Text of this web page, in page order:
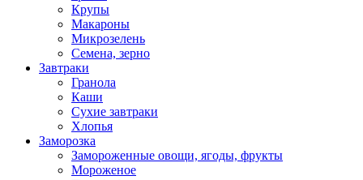
Крупы
Макароны
Микрозелень
Семена, зерно
Завтраки
Гранола
Каши
Сухие завтраки
Хлопья
Заморозка
Замороженные овощи, ягоды, фрукты
Мороженое